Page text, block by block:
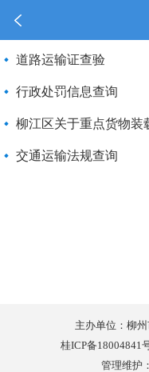
道路运输证查验
行政处罚信息查询
柳江区关于重点货物装
交通运输法规查询
主办单位：柳
桂ICP备18004841
管理维护